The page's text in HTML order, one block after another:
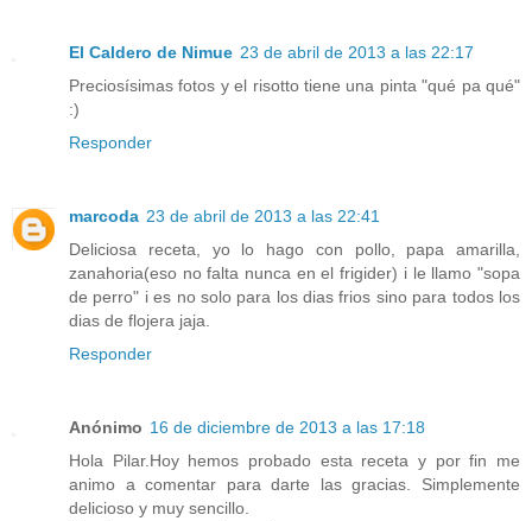
El Caldero de Nimue 23 de abril de 2013 a las 22:17
Preciosísimas fotos y el risotto tiene una pinta "qué pa qué"
:)
Responder
marcoda 23 de abril de 2013 a las 22:41
Deliciosa receta, yo lo hago con pollo, papa amarilla,
zanahoria(eso no falta nunca en el frigider) i le llamo "sopa
de perro" i es no solo para los dias frios sino para todos los
dias de flojera jaja.
Responder
Anónimo 16 de diciembre de 2013 a las 17:18
Hola Pilar.Hoy hemos probado esta receta y por fin me
animo a comentar para darte las gracias. Simplemente
delicioso y muy sencillo.